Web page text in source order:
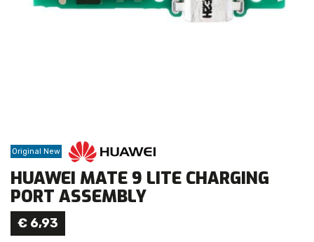
Original New
HUAWEI MATE 9 LITE CHARGING
PORT ASSEMBLY
€ 6,93